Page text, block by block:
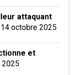
attaquant
14 octobre 2025
et
2025